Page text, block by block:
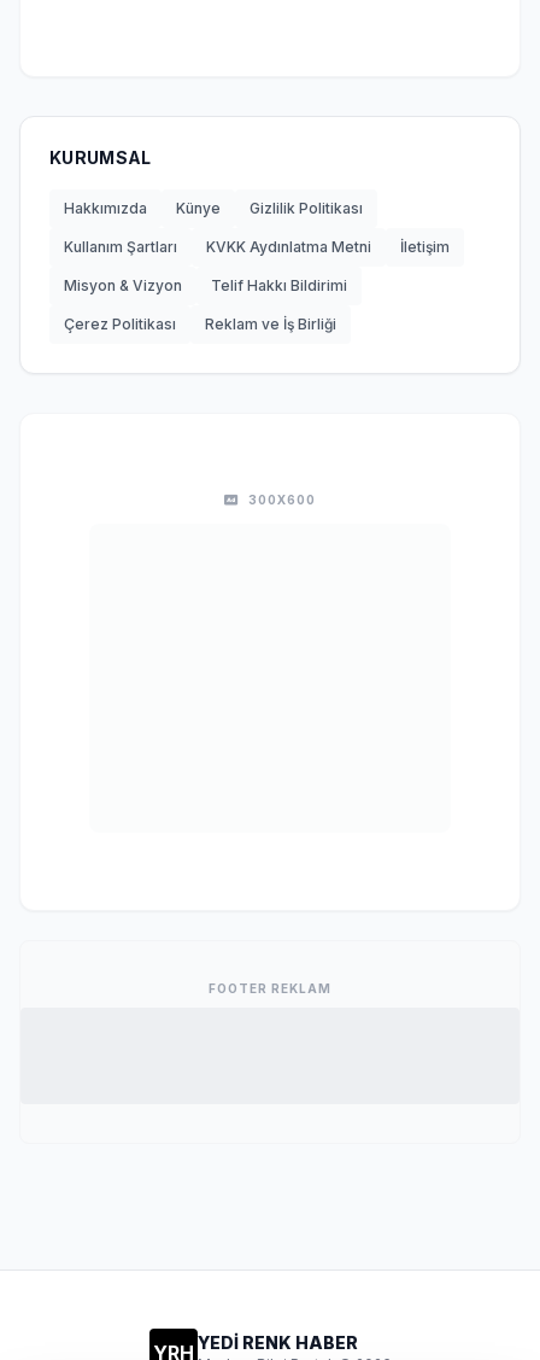
KURUMSAL
Hakkımızda Künye Gizlilik Politikası
Kullanım Şartları KVKK Aydınlatma Metni İletişim
Misyon & Vizyon Telif Hakkı Bildirimi
Çerez Politikası Reklam ve İş Birliği
300X600
FOOTER REKLAM
YRH YEDİ RENK HABER